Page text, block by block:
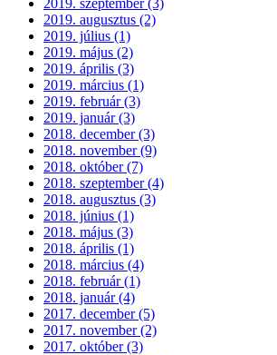
2019. szeptember (3)
2019. augusztus (2)
2019. július (1)
2019. május (2)
2019. április (3)
2019. március (1)
2019. február (3)
2019. január (3)
2018. december (3)
2018. november (9)
2018. október (7)
2018. szeptember (4)
2018. augusztus (3)
2018. június (1)
2018. május (3)
2018. április (1)
2018. március (4)
2018. február (1)
2018. január (4)
2017. december (5)
2017. november (2)
2017. október (3)